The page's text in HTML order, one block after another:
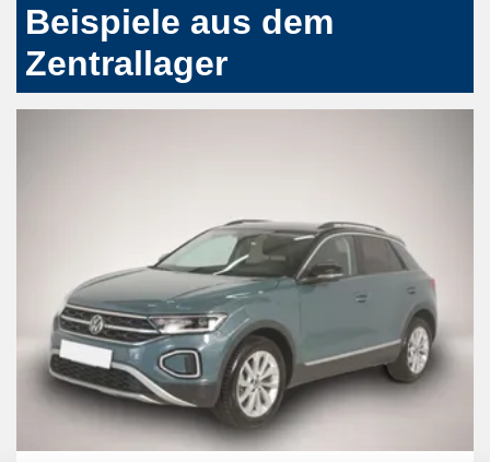
Beispiele aus dem
Zentrallager